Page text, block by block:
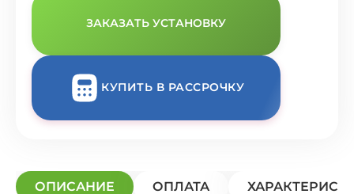
ЗАКАЗАТЬ УСТАНОВКУ
КУПИТЬ В РАССРОЧКУ
ОПИСАНИЕ ОПЛАТА